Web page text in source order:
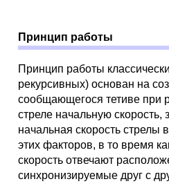
Принцип работы
Принцип работы
рекурсивных) основан на
сообщающегося тетиве при
стреле начальную
начальная скорость стрелы
этих факторов, в то время
скорость отвечают
синхронизируемые друг с